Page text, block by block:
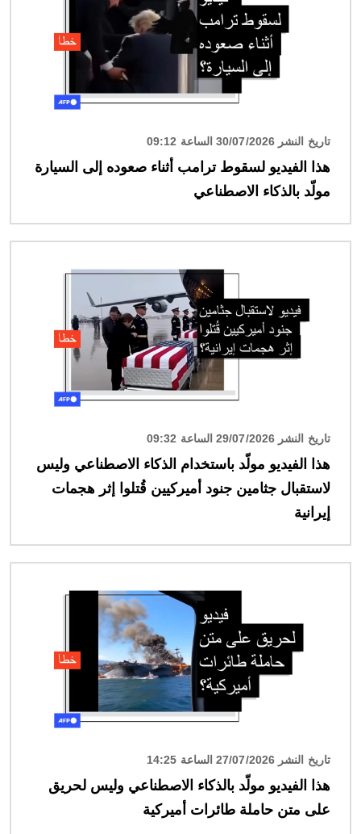
تاريخ النشر 30/07/2026 الساعة 09:12
هذا الفيديو لسقوط ترامب أثناء صعوده إلى السيارة
مولّد بالذكاء الاصطناعي
تاريخ النشر 29/07/2026 الساعة 09:32
هذا الفيديو مولّد باستخدام الذكاء الاصطناعي وليس
لاستقبال جثامين جنود أميركيين قُتلوا إثر هجمات
إيرانية
تاريخ النشر 27/07/2026 الساعة 14:25
هذا الفيديو مولّد بالذكاء الاصطناعي وليس لحريق
على متن حاملة طائرات أميركية